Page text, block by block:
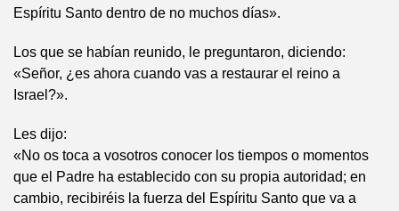
Espíritu Santo dentro de no muchos días».
Los que se habían reunido, le preguntaron, diciendo:
«Señor, ¿es ahora cuando vas a restaurar el reino a
Israel?».
Les dijo:
«No os toca a vosotros conocer los tiempos o momentos
que el Padre ha establecido con su propia autoridad; en
cambio, recibiréis la fuerza del Espíritu Santo que va a